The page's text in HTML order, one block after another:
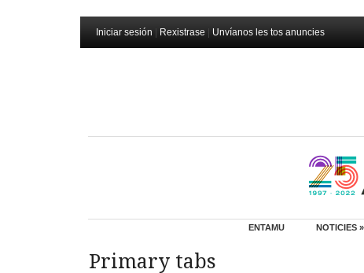
Iniciar sesión Rexistrase Unvíanos les tos anuncies
ENTAMU NOTICIES »
Primary tabs